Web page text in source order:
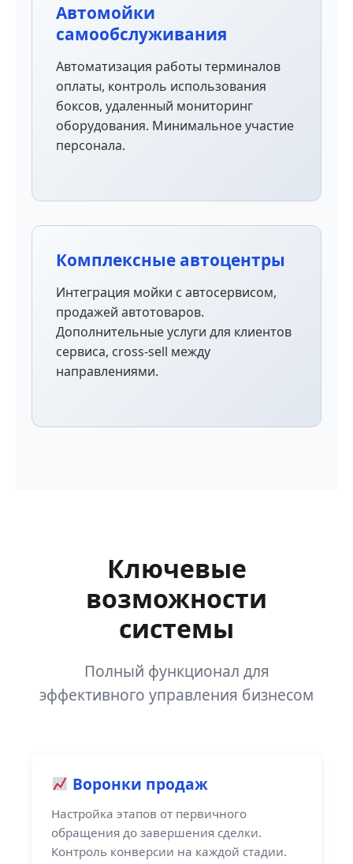
Автомойки
самообслуживания
Автоматизация работы терминалов
оплаты, контроль использования
боксов, удаленный мониторинг
оборудования. Минимальное участие
персонала.
Комплексные автоцентры
Интеграция мойки с автосервисом,
продажей автотоваров.
Дополнительные услуги для клиентов
сервиса, cross-sell между
направлениями.
Ключевые
возможности
системы
Полный функционал для
эффективного управления бизнесом
Воронки продаж
Настройка этапов от первичного
обращения до завершения сделки.
Контроль конверсии на каждой стадии.